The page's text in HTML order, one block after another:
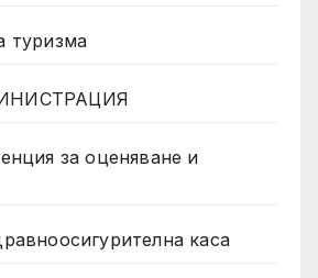
туризма
за оценяване и
каса